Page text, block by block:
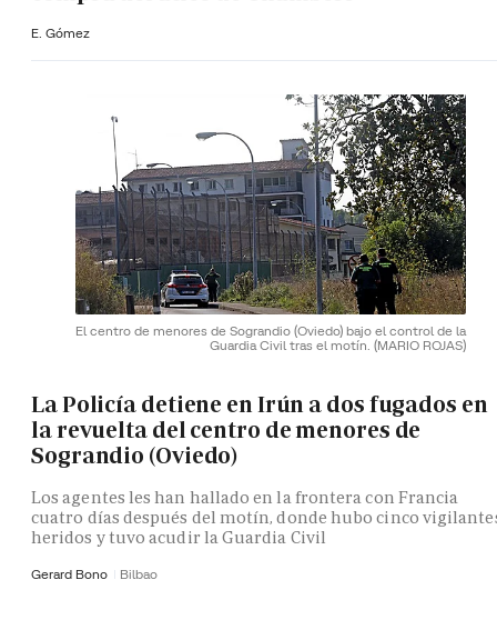
E. Gómez
El centro de menores de Sograndio (Oviedo) bajo el control de la
Guardia Civil tras el motín. (MARIO ROJAS)
La Policía detiene en Irún a dos fugados en
la revuelta del centro de menores de
Sograndio (Oviedo)
Los agentes les han hallado en la frontera con Francia
cuatro días después del motín, donde hubo cinco
heridos y tuvo acudir la Guardia Civil
Gerard Bono Bilbao